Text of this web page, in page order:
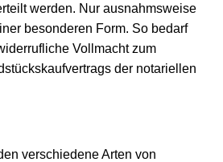
werden. Nur ausnahmsweise
besonderen Form. So bedarf
Vollmacht zum
der notariellen
verschiedene Arten von